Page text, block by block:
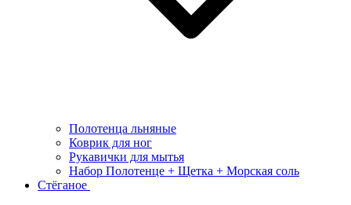
Полотенца льняные
Коврик для ног
Рукавички для мытья
Набор Полотенце + Щетка + Морская соль
Стёганое